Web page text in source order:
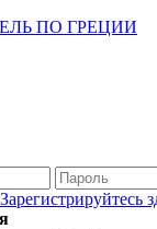
ПО ГРЕЦИИ